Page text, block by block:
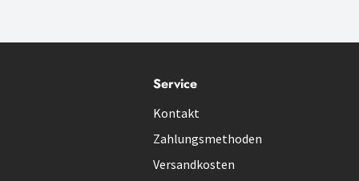
Service
Kontakt
Zahlungsmethoden
Versandkosten